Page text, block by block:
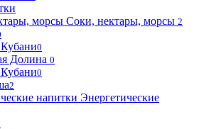
Соки, нектары, морсы 2
0
Долина 0
0
2
Энергетические